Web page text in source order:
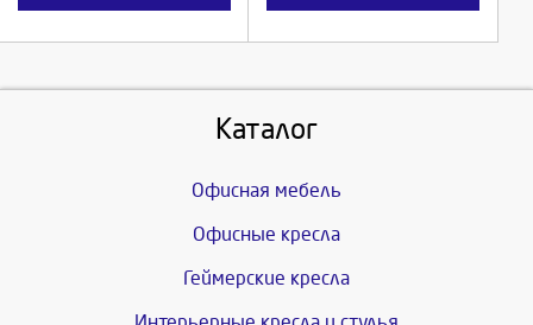
Каталог
Офисная мебель
Офисные кресла
Геймерские кресла